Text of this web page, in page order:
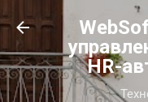
К
HR-